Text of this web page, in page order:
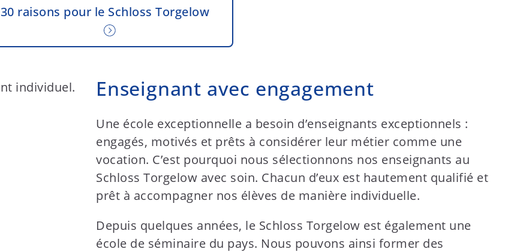
30 raisons pour le Schloss Torgelow
Enseignant avec engagement
Une école exceptionnelle a besoin d’enseignants exceptionnels :
engagés, motivés et prêts à considérer leur métier comme une
vocation. C’est pourquoi nous sélectionnons nos enseignants au
Schloss Torgelow avec soin. Chacun d’eux est hautement qualifié et
prêt à accompagner nos élèves de manière individuelle.
Depuis quelques années, le Schloss Torgelow est également une
école de séminaire du pays. Nous pouvons ainsi former des